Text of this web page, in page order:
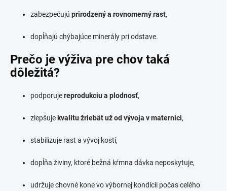
zabezpečujú prirodzený a rovnomerný rast,
dopĺňajú chýbajúce minerály pri odstave.
Prečo je výživa pre chov taká
dôležitá?
podporujereprodukciu a plodnosť,
zlepšuje kvalitu žriebät už od vývoja v maternici,
stabilizuje rast a vývoj kostí,
dopĺňa živiny, ktoré bežná kŕmna dávka neposkytuje,
udržuje chovné kone vo výbornej kondícii počas celého